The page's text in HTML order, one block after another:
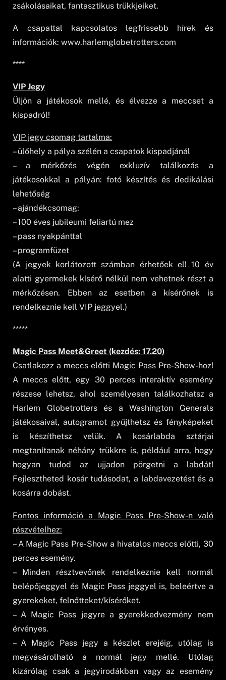
zsákolásaikat, fantasztikus trükkjeiket.
A csapattal kapcsolatos legfrissebb hírek és
információk: www.harlemglobetrotters.com
****
VIP Jegy
Üljön a játékosok mellé, és élvezze a meccset a
kispadról!
VIP jegy csomag tartalma:
– ülőhely a pálya szélén a csapatok kispadjánál
– a mérkőzés végén exkluzív találkozás a
játékosokkal a pályán: fotó készítés és dedikálási
lehetőség
– ajándékcsomag:
– 100 éves jubileumi feliartú mez
– pass nyakpánttal
– programfüzet
(A jegyek korlátozott számban érhetőek el! 10 év
alatti gyermekek kísérő nélkül nem vehetnek részt a
mérkőzésen. Ebben az esetben a kísérőnek is
rendelkeznie kell VIP jeggyel.)
*****
Magic Pass Meet&Greet (kezdés: 17.20)
Csatlakozz a meccs előtti Magic Pass Pre-Show-hoz!
A meccs előtt, egy 30 perces interaktív esemény
részese lehetsz, ahol személyesen találkozhatsz a
Harlem Globetrotters és a Washington Generals
játékosaival, autogramot gyűjthetsz és fényképeket
is készíthetsz velük. A kosárlabda sztárjai
megtanítanak néhány trükkre is, például arra, hogy
hogyan tudod az ujjadon pörgetni a labdát!
Fejlesztheted kosár tudásodat, a labdavezetést és a
kosárra dobást.
Fontos információ a Magic Pass Pre-Show-n való
részvételhez:
– A Magic Pass Pre-Show a hivatalos meccs előtti, 30
perces esemény.
– Minden résztvevőnek rendelkeznie kell normál
belépőjeggyel és Magic Pass jeggyel is, beleértve a
gyerekeket, felnőtteket/kísérőket.
– A Magic Pass jegyre a gyerekkedvezmény nem
érvényes.
– A Magic Pass jegy a készlet erejéig, utólag is
megvásárolható a normál jegy mellé. Utólag
kizárólag csak a jegyirodákban vagy az esemény